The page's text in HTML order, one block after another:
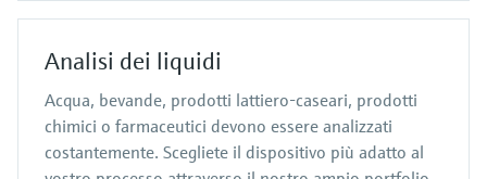
Analisi dei liquidi
Acqua, bevande, prodotti lattiero-caseari, prodotti
chimici o farmaceutici devono essere analizzati
costantemente. Scegliete il dispositivo più adatto al